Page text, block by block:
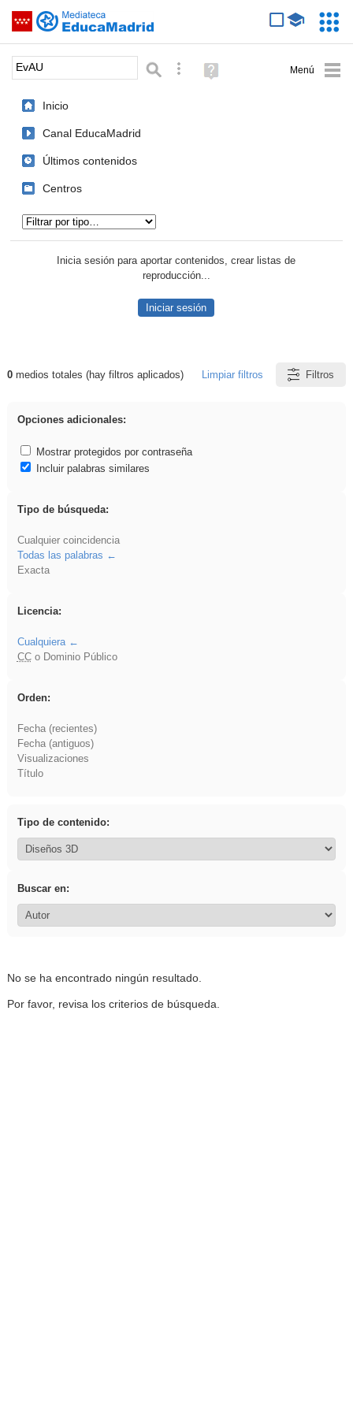
Saltar navegación
Palabra o frase: Búsqueda avanzada
Ayuda
(en
Inicio
Canal EducaMadrid
Últimos contenidos
Centros
Inicia sesión para aportar contenidos, crear listas de
reproducción...
Iniciar sesión
Resultados de: EvAU
0medios totales (hay filtros aplicados) Limpiar filtros Filtros
Opciones adicionales:
Mostrar protegidos por contraseña
Incluir palabras similares
Tipo de búsqueda:
Cualquier coincidencia
Todas las palabras
Exacta
Licencia:
Cualquiera
CCo Dominio Público
Orden:
Fecha (recientes)
Fecha (antiguos)
Visualizaciones
Título
Tipo de contenido:
Buscar en:
No se ha encontrado ningún resultado.
Por favor, revisa los criterios de búsqueda.